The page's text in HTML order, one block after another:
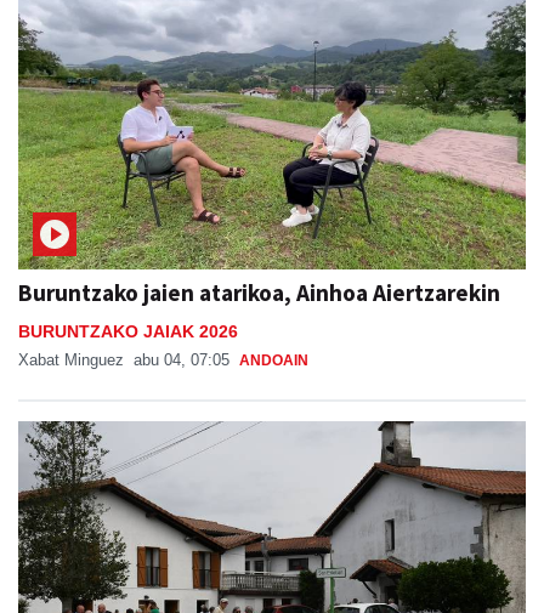
Buruntzako jaien atarikoa, Ainhoa Aiertzarekin
BURUNTZAKO JAIAK 2026
Xabat Minguez abu 04, 07:05 ANDOAIN